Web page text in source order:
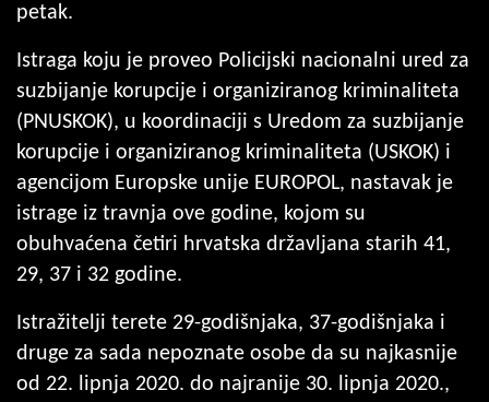
petak.
Istraga koju je proveo Policijski nacionalni ured za
suzbijanje korupcije i organiziranog kriminaliteta
(PNUSKOK), u koordinaciji s Uredom za suzbijanje
korupcije i organiziranog kriminaliteta (USKOK) i
agencijom Europske unije EUROPOL, nastavak je
istrage iz travnja ove godine, kojom su
obuhvaćena četiri hrvatska državljana starih 41,
29, 37 i 32 godine.
Istražitelji terete 29-godišnjaka, 37-godišnjaka i
druge za sada nepoznate osobe da su najkasnije
od 22. lipnja 2020. do najranije 30. lipnja 2020.,